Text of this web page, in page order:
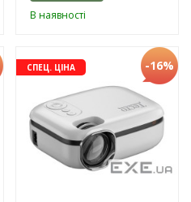
В наявності
СПЕЦ. ЦІНА -16%